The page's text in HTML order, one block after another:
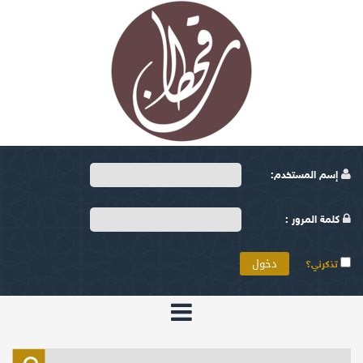
إسم المستخدم:
كلمة المرور :
تذكرني؟